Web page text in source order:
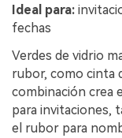
Ideal para:
fechas
Verdes de vidrio
rubor, como cinta
combinación crea
para invitaciones,
el rubor para